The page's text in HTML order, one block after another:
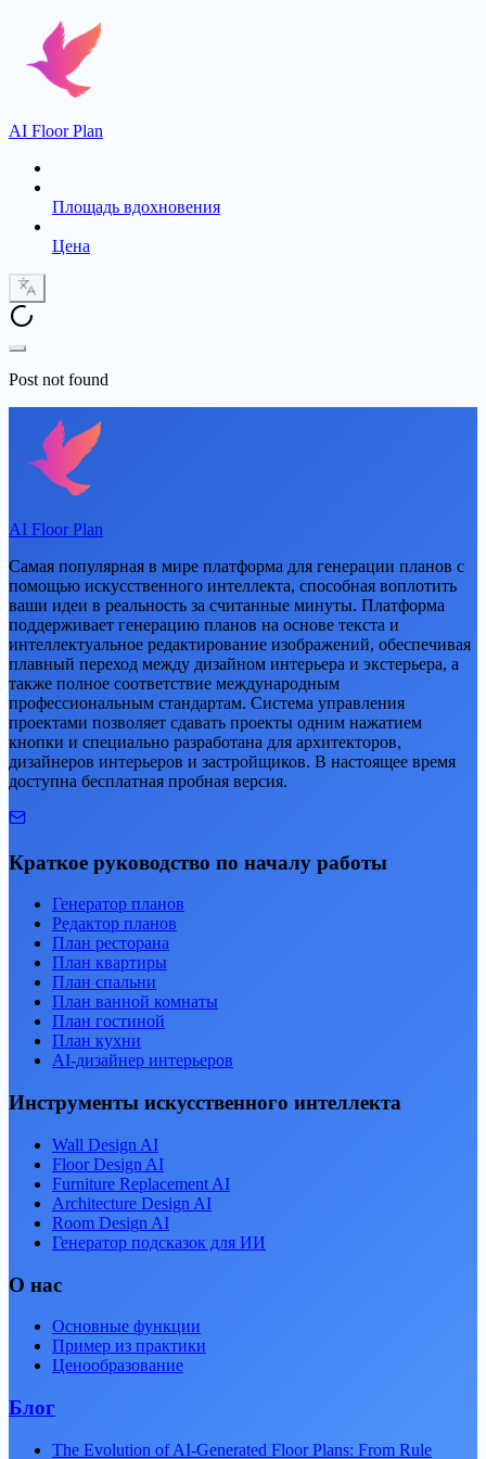
AI Floor Plan
Площадь вдохновения
Цена
Post not found
AI Floor Plan
Самая популярная в мире платформа для генерации планов с
помощью искусственного интеллекта, способная воплотить
ваши идеи в реальность за считанные минуты. Платформа
поддерживает генерацию планов на основе текста и
интеллектуальное редактирование изображений, обеспечивая
плавный переход между дизайном интерьера и экстерьера, а
также полное соответствие международным
профессиональным стандартам. Система управления
проектами позволяет сдавать проекты одним нажатием
кнопки и специально разработана для архитекторов,
дизайнеров интерьеров и застройщиков. В настоящее время
доступна бесплатная пробная версия.
Краткое руководство по началу работы
Генератор планов
Редактор планов
План ресторана
План квартиры
План спальни
План ванной комнаты
План гостиной
План кухни
AI-дизайнер интерьеров
Инструменты искусственного интеллекта
Wall Design AI
Floor Design AI
Furniture Replacement AI
Architecture Design AI
Room Design AI
Генератор подсказок для ИИ
О нас
Основные функции
Пример из практики
Ценообразование
Блог
The Evolution of AI-Generated Floor Plans: From Rule